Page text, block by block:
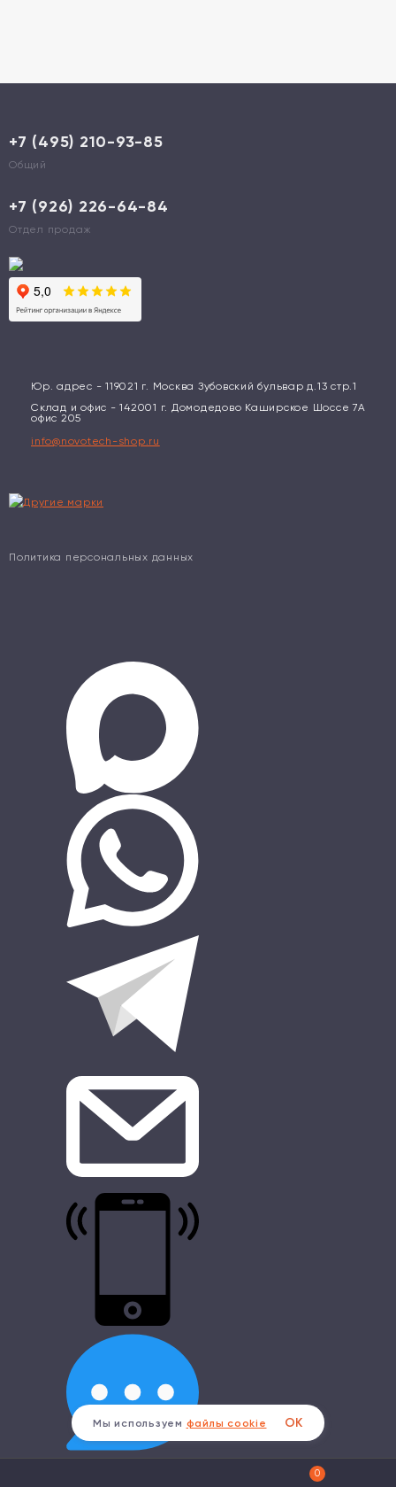
+7 (495) 210-93-85
Общий
+7 (926) 226-64-84
Отдел продаж
Юр. адрес - 119021 г. Москва Зубовский бульвар д.13 стр.1
Склад и офис - 142001 г. Домодедово Каширское Шоссе 7А
офис 205
info@novotech-shop.ru
Политика персональных данных
0
Мы используем файлы cookie ОК